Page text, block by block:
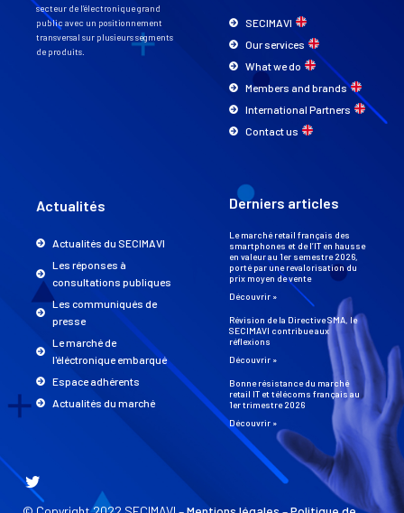
secteur de l’électronique grand
public avec un positionnement
transversal sur plusieurs segments
de produits.
SECIMAVI
Our services
What we do
Members and brands
International Partners
Contact us
Actualités
Actualités du SECIMAVI
Les réponses à
consultations publiques
Les communiqués de
presse
Le marché de
l'éléctronique embarqué
Espace adhérents
Actualités du marché
Derniers articles
Le marché retail français des
smartphones et de l’IT en hausse
en valeur au 1er semestre 2026,
porté par une revalorisation du
prix moyen de vente
Découvrir »
Révision de la Directive SMA, le
SECIMAVI contribue aux
réflexions
Découvrir »
Bonne résistance du marché
retail IT et télécoms français au
1er trimestre 2026
Découvrir »